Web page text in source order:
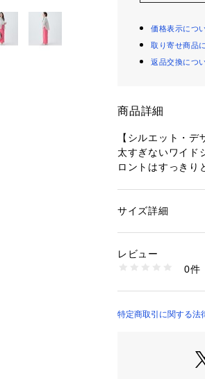
価格表示につ
取り寄せ商品
返品交換につ
商品詳細
【シルエット・デ
太すぎないワイド
ロントはすっきり
【素材感】
【コーディネート
デイリーボトム
素材：
性別：レディース
25115-5472 （ショ
サイズ詳細
レビュー
0件
特定商取引に関する法